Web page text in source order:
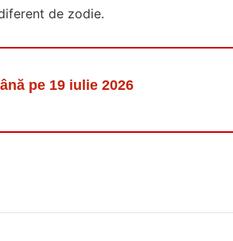
de zodie.
pe 19 iulie 2026